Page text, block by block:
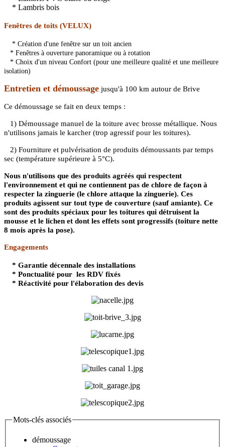
* Lambris bois
Fenêtres de toits (VELUX)
* Création d'une fenêtre sur un toit ancien
* Fenêtres à ouverture panoramique ou à rotation
* Choix d'un niveau Confort (pour une meilleure qualité et une meilleure
isolation)
Entretien et démoussage jusqu'à 100 km autour de Brive
Ce démoussage se fait en deux temps :
1) Démoussage manuel de la toiture avec brosse métallique. Nous
n'utilisons jamais le karcher (trop agressif pour les toitures).
2) Fourniture et pulvérisation de produits démoussants par temps
sec (température supérieure à 5°C).
Nous n'utilisons que des produits agréés qui respectent
l'environnement et qui ne contiennent pas de chlore de façon à
respecter la zinguerie (le chlore attaque la zinguerie). Ces
produits agissent sur tout type de couverture (sauf amiante). Ce
sont des produits spéciaux pour les toitures qui détruisent la
mousse et le lichen et dont les effets sont progressifs (toiture nette
8 mois après la pose).
Engagements
* Garantie décennale des installations
* Ponctualité pour les RDV fixés
* Réactivité pour l'élaboration des devis
Mots-clés associés
démoussage